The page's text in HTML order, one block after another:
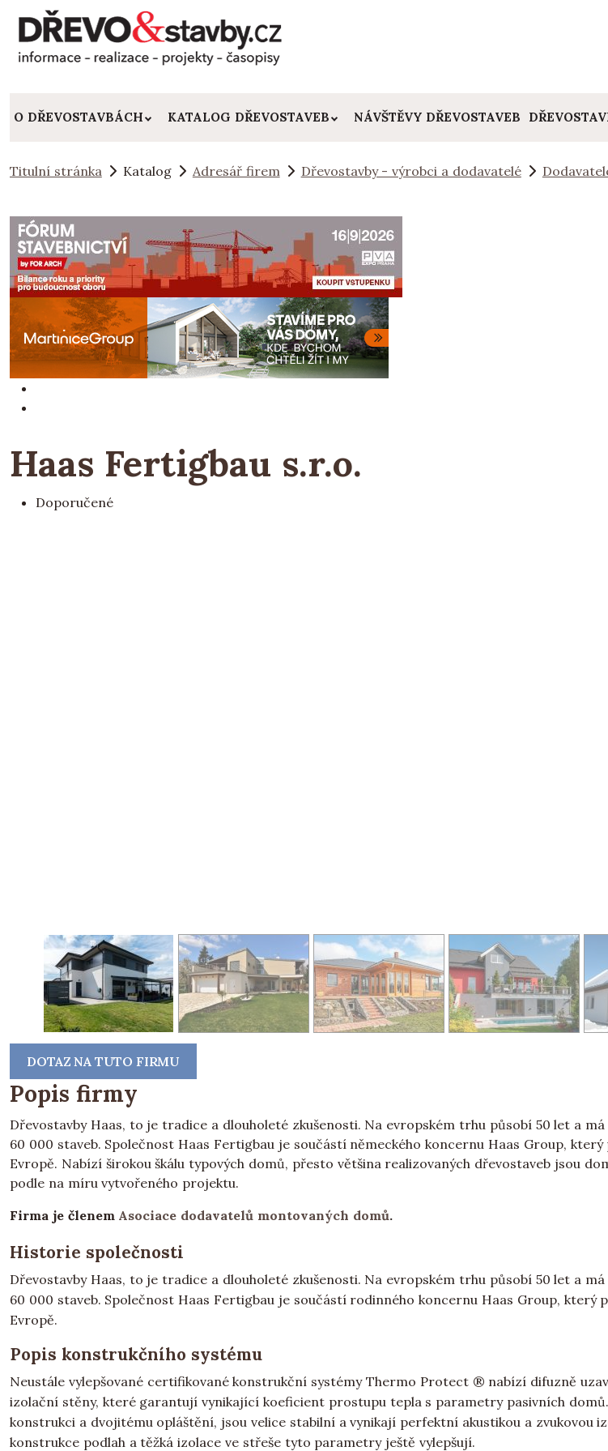
O DŘEVOSTAVBÁCH KATALOG DŘEVOSTAVEB NÁVŠTĚVY DŘEVOSTAVEB
Titulní stránka Katalog Adresář firem Dřevostavby - výrobci a dodavatelé
Haas Fertigbau s.r.o.
Doporučené
DOTAZ NA TUTO FIRMU
Popis firmy
Dřevostavby Haas, to je tradice a dlouholeté zkušenosti. Na evropském trhu působí 50 let a
60 000 staveb. Společnost Haas Fertigbau je součástí německého koncernu Haas Group,
Evropě. Nabízí širokou škálu typových domů, přesto většina realizovaných dřevostaveb jsou
podle na míru vytvořeného projektu.
Firma je členem Asociace dodavatelů montovaných domů.
Historie společnosti
Dřevostavby Haas, to je tradice a dlouholeté zkušenosti. Na evropském trhu působí 50 let a
60 000 staveb. Společnost Haas Fertigbau je součástí rodinného koncernu Haas Group, který
Evropě.
Popis konstrukčního systému
Neustále vylepšované certifikované konstrukční systémy Thermo Protect ® nabízí difuzně
izolační stěny, které garantují vynikající koeficient prostupu tepla s parametry pasivních
konstrukci a dvojitému opláštění, jsou velice stabilní a vynikají perfektní akustikou a zvukovou
konstrukce podlah a těžká izolace ve střeše tyto parametry ještě vylepšují.